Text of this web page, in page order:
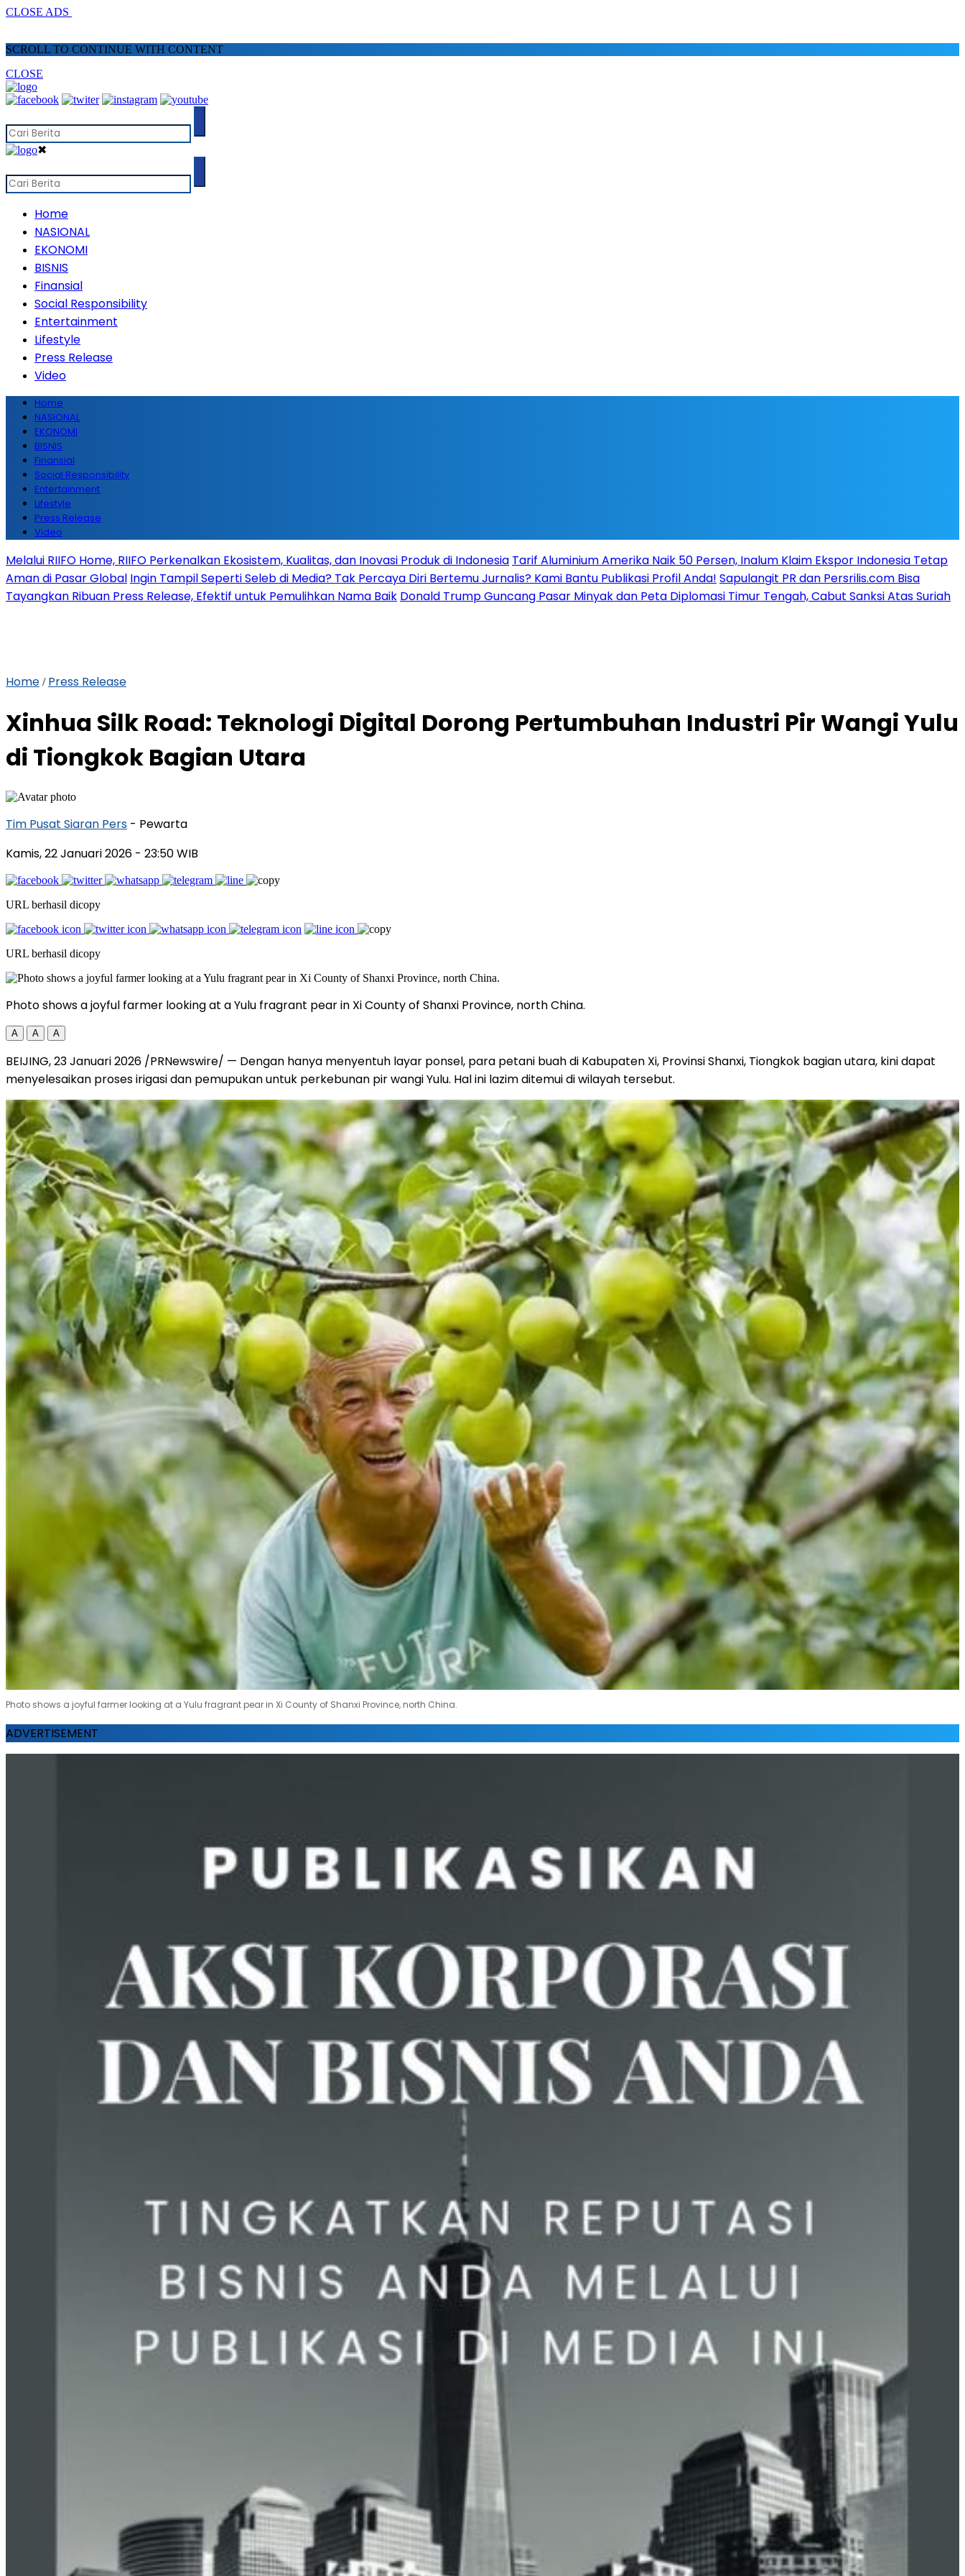
CLOSE ADS
SCROLL TO CONTINUE WITH CONTENT
CLOSE
✖
Home
NASIONAL
EKONOMI
BISNIS
Finansial
Social Responsibility
Entertainment
Lifestyle
Press Release
Video
Home
NASIONAL
EKONOMI
BISNIS
Finansial
Social Responsibility
Entertainment
Lifestyle
Press Release
Video
Melalui RIIFO Home, RIIFO Perkenalkan Ekosistem, Kualitas, dan Inovasi Produk di Indonesia Tarif Aluminium Amerika Naik 50 Persen, Inalum Klaim Ekspor Indonesia Tetap
Aman di Pasar Global Ingin Tampil Seperti Seleb di Media? Tak Percaya Diri Bertemu Jurnalis? Kami Bantu Publikasi Profil Anda! Sapulangit PR dan Persrilis.com Bisa
Tayangkan Ribuan Press Release, Efektif untuk Pemulihkan Nama Baik Donald Trump Guncang Pasar Minyak dan Peta Diplomasi Timur Tengah, Cabut Sanksi Atas Suriah
Home / Press Release
Xinhua Silk Road: Teknologi Digital Dorong Pertumbuhan Industri Pir Wangi Yulu
di Tiongkok Bagian Utara
Tim Pusat Siaran Pers - Pewarta
Kamis, 22 Januari 2026 - 23:50 WIB
URL berhasil dicopy
URL berhasil dicopy
Photo shows a joyful farmer looking at a Yulu fragrant pear in Xi County of Shanxi Province, north China.
A A A
BEIJING,23 Januari 2026 /PRNewswire/ — Dengan hanya menyentuh layar ponsel, para petani buah di Kabupaten Xi, Provinsi Shanxi, Tiongkok bagian utara, kini dapat
menyelesaikan proses irigasi dan pemupukan untuk perkebunan pir wangi Yulu. Hal ini lazim ditemui di wilayah tersebut.
Photo shows a joyful farmer looking at a Yulu fragrant pear in Xi County of Shanxi Province, north China.
ADVERTISEMENT